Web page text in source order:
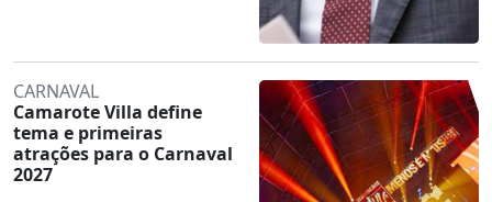
CARNAVAL
Camarote Villa define
tema e primeiras
atrações para o Carnaval
2027